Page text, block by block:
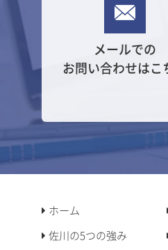
メールでの
お問い合わせはこ
ホーム
佐川の5つの強み